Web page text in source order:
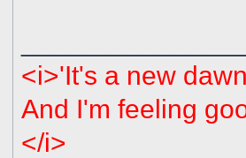
<i>'It's a new
And I'm feeling
</i>